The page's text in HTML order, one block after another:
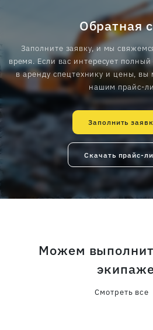
Обратная
Заполните заявку, и мы
время. Если вас интересует
в аренду спецтехнику и цены, вы
нашим прайс-
Заполнить
Скачать прайс-
Можем
Смотреть все